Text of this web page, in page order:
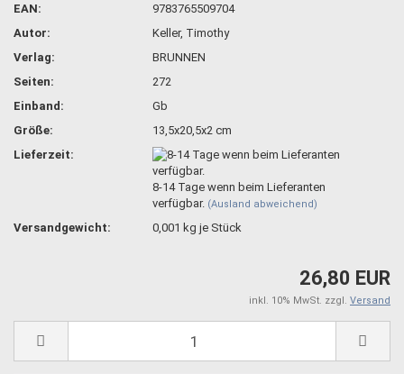
EAN:
9783765509704
Autor:
Keller, Timothy
Verlag:
BRUNNEN
Seiten:
272
Einband:
Gb
Größe:
13,5x20,5x2 cm
Lieferzeit:
8-14 Tage wenn beim Lieferanten
verfügbar. (Ausland abweichend)
Versandgewicht: 0,001 kg je Stück
26,80 EUR
inkl. 10% MwSt. zzgl. Versand